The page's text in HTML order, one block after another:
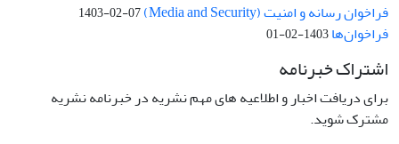
فراخوان رسانه و امنیت (Media and Security) 1403-02-07
فراخوان‌ها1403-02-01
اشتراک خبرنامه
برای دریافت اخبار و اطلاعیه های مهم نشریه در خبرنامه نشریه
مشترک شوید.